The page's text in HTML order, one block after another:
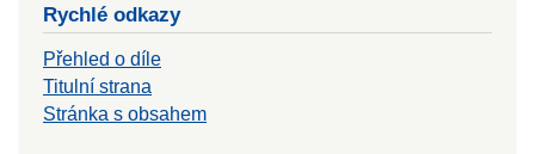
Rychlé odkazy
Přehled o díle
Titulní strana
Stránka s obsahem